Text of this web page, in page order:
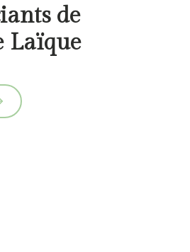
de
Laïque